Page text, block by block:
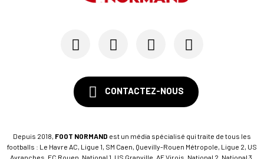
CONTACTEZ-NOUS
Depuis 2018, FOOT NORMAND est un média spécialisé qui traite de tous les
footballs : Le Havre AC, Ligue 1, SM Caen, Quevilly-Rouen Métropole, Ligue 2, US
Avranches, FC Rouen, National 1, US Granville, AF Virois, National 2, National 3,